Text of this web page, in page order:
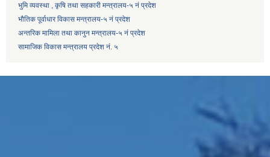
भुमि व्यवस्था , कृषि तथा सहकारी मन्त्रालय-५ नं प्रदेश
भौतिक पूर्वाधार विकास मन्त्रालय-५ नं प्रदेश
अन्तरिक मामिला तथा कानुन मन्त्रालय-५ नं प्रदेश
सामाजिक विकास मन्त्रालय प्रदेश नं. ५